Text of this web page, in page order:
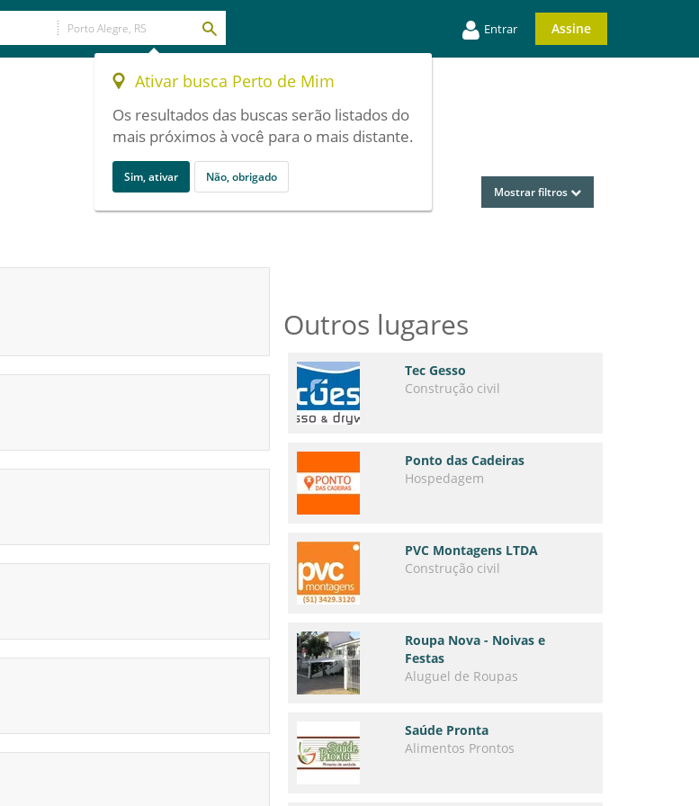
Entrar Assine
Ativar busca Perto de Mim
Os resultados das buscas serão listados do
mais próximos à você para o mais distante.
Sim, ativar Não, obrigado
Mostrar filtros
Outros lugares
Tec Gesso
Construção civil
Ponto das Cadeiras
Hospedagem
PVC Montagens LTDA
Construção civil
Roupa Nova - Noivas e
Festas
Aluguel de Roupas
Saúde Pronta
Alimentos Prontos